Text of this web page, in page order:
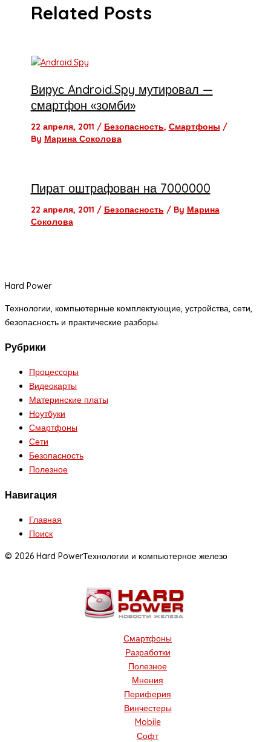
Related Posts
Вирус Android.Spy мутировал —
смартфон «зомби»
22 апреля, 2011 / Безопасность, Смартфоны /
By Марина Соколова
Пират оштрафован на 7000000
22 апреля, 2011 / Безопасность / By Марина
Соколова
Hard Power
Технологии, компьютерные комплектующие, устройства, сети,
безопасность и практические разборы.
Рубрики
Процессоры
Видеокарты
Материнские платы
Ноутбуки
Смартфоны
Сети
Безопасность
Полезное
Навигация
Главная
Поиск
© 2026 Hard PowerТехнологии и компьютерное железо
Смартфоны
Разработки
Полезное
Мнения
Периферия
Винчестеры
Mobile
Софт